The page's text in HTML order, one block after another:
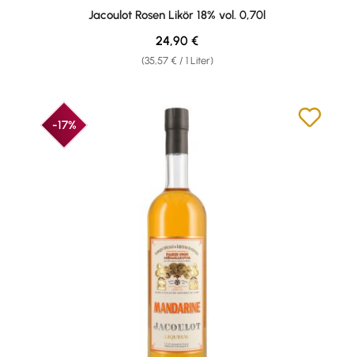
Jacoulot Rosen Likör 18% vol. 0,70l
(35,57 € / 1 Liter)
Regulärer Preis:
24,90 €
-17%